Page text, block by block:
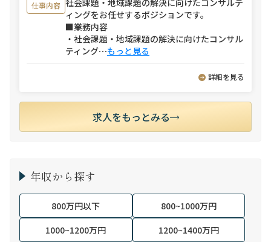
仕事内容 社会課題・地域課題の解決に向けたコンサルテ
ィングをお任せするポジションです。
■業務内容
・社会課題・地域課題の解決に向けたコンサル
ティング⋯もっと見る
詳細を見る
求人をもっとみる
年収から探す
800万円以下
800~1000万円
1000~1200万円
1200~1400万円